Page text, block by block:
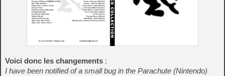
Voici donc les changements :
I have been notified of a small bug in the Parachute (Nintendo)